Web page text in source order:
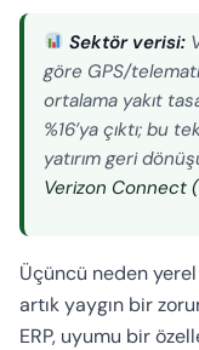
Sektör verisi:
göre GPS/
ortalama yakıt
%16’ya çıktı; bu
yatırım geri
Verizon Connect
Üçüncü neden
artık yaygın bir
ERP, uyumu bir